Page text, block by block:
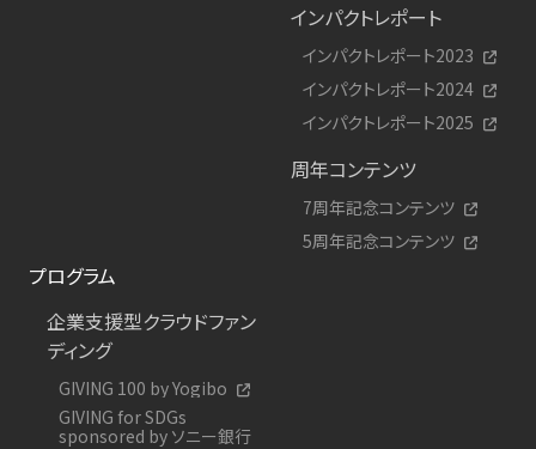
インパクトレポート
インパクトレポート2023
インパクトレポート2024
インパクトレポート2025
周年コンテンツ
7周年記念コンテンツ
5周年記念コンテンツ
プログラム
企業支援型クラウドファン
ディング
GIVING 100 by Yogibo
GIVING for SDGs
sponsored by ソニー銀行